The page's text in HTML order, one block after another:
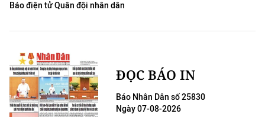
Báo điện tử Quân đội nhân dân
ĐỌC BÁO IN
Báo Nhân Dân số 25830
Ngày 07-08-2026